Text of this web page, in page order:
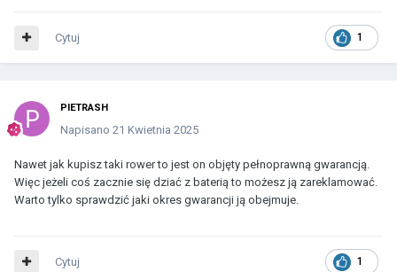
1
Cytuj
PIETRASH
Napisano 21 Kwietnia 2025
Nawet jak kupisz taki rower to jest on objęty pełnoprawną gwarancją.
Więc jeżeli coś zacznie się dziać z baterią to możesz ją zareklamować.
Warto tylko sprawdzić jaki okres gwarancji ją obejmuje.
1
Cytuj